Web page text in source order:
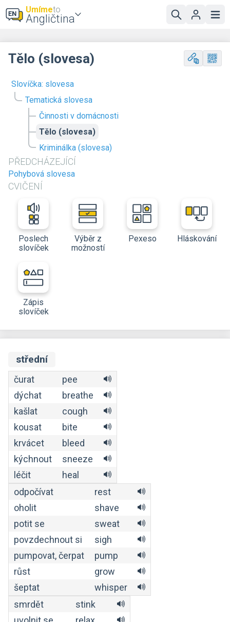
Umímeto
Angličtina
Slovíčka: slovesa
Tematická slovesa
Činnosti v domácnosti
Tělo (slovesa)
Kriminálka (slovesa)
PŘEDCHÁZEJÍCÍ
Pohybová slovesa
CVIČENÍ
Poslech
slovíček
Výběr z
možností
Pexeso Hláskování
Zápis
slovíček
Tělo (slovesa)
střední
čurat
pee
dýchat
breathe
kašlat
cough
kousat
bite
krvácet
bleed
kýchnout
sneeze
léčit
heal
odpočívat
rest
oholit
shave
potit se
sweat
povzdechnout si
sigh
pumpovat, čerpat
pump
růst
grow
šeptat
whisper
smrdět
stink